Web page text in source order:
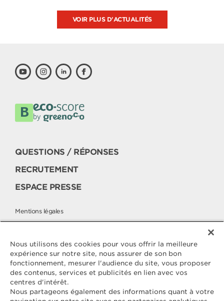
VOIR PLUS D'ACTUALITÉS
QUESTIONS / RÉPONSES
RECRUTEMENT
ESPACE PRESSE
Mentions légales
Politique de protection des données
Contactez
ELLE & VIRE
Nous utilisons des cookies pour vous offrir la meilleure
expérience sur notre site, nous assurer de son bon
fonctionnement, mesurer l'audience du site, vous proposer
des contenus, services et publicités en lien avec vos
centres d'intérêt.
Nous partageons également des informations quant à votre